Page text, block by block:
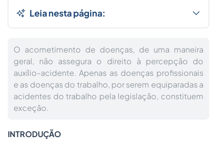
Leia nesta página:
O acometimento de doenças, de uma maneira
geral, não assegura o direito à percepção do
auxílio-acidente. Apenas as doenças profissionais
e as doenças do trabalho, por serem equiparadas a
acidentes do trabalho pela legislação, constituem
exceção.
INTRODUÇÃO